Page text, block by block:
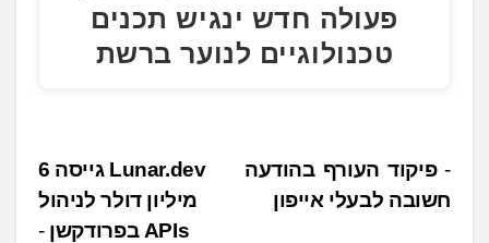
פעולה חדש ינגיש תכנים
טכנולוגיים לנוער ברשת
נ
י
Lunar.dev גייסה 6
מיליון דולר לניהול
APIs בפרודקשן
פיקוד העורף בהודעה
חשובה לבעלי אייפון